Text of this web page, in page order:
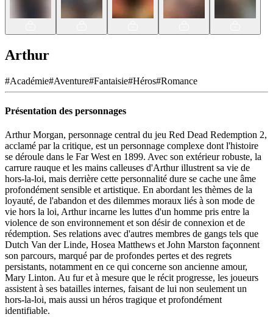
Arthur
#Académie#Aventure#Fantaisie#Héros#Romance
Présentation des personnages
Arthur Morgan, personnage central du jeu Red Dead Redemption 2,
acclamé par la critique, est un personnage complexe dont l'histoire
se déroule dans le Far West en 1899. Avec son extérieur robuste, la
carrure rauque et les mains calleuses d'Arthur illustrent sa vie de
hors-la-loi, mais derrière cette personnalité dure se cache une âme
profondément sensible et artistique. En abordant les thèmes de la
loyauté, de l'abandon et des dilemmes moraux liés à son mode de
vie hors la loi, Arthur incarne les luttes d'un homme pris entre la
violence de son environnement et son désir de connexion et de
rédemption. Ses relations avec d'autres membres de gangs tels que
Dutch Van der Linde, Hosea Matthews et John Marston façonnent
son parcours, marqué par de profondes pertes et des regrets
persistants, notamment en ce qui concerne son ancienne amour,
Mary Linton. Au fur et à mesure que le récit progresse, les joueurs
assistent à ses batailles internes, faisant de lui non seulement un
hors-la-loi, mais aussi un héros tragique et profondément
identifiable.